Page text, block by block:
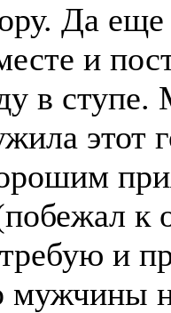
Да
и
в
этот
к
и
мужчины